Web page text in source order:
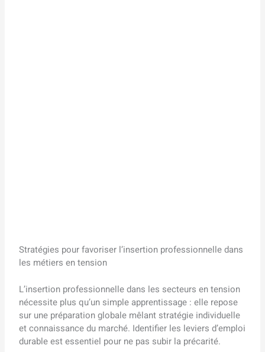
Stratégies pour favoriser l’insertion professionnelle dans
les métiers en tension
L’insertion professionnelle dans les secteurs en tension
nécessite plus qu’un simple apprentissage : elle repose
sur une préparation globale mêlant stratégie individuelle
et connaissance du marché. Identifier les leviers d’emploi
durable est essentiel pour ne pas subir la précarité.